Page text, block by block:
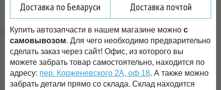
Доставка по Беларуси
Доставка почтой
Купить автозапчасти в нашем магазине можно с
самовывозом. Для чего необходимо предварительно
сделать заказ через сайт! Офис, из которого вы
можете забрать товар самостоятельно, находится по
адресу: пер. Корженевского 2А, оф 18. А также можно
забрать детали прямо со склада. Склад находится